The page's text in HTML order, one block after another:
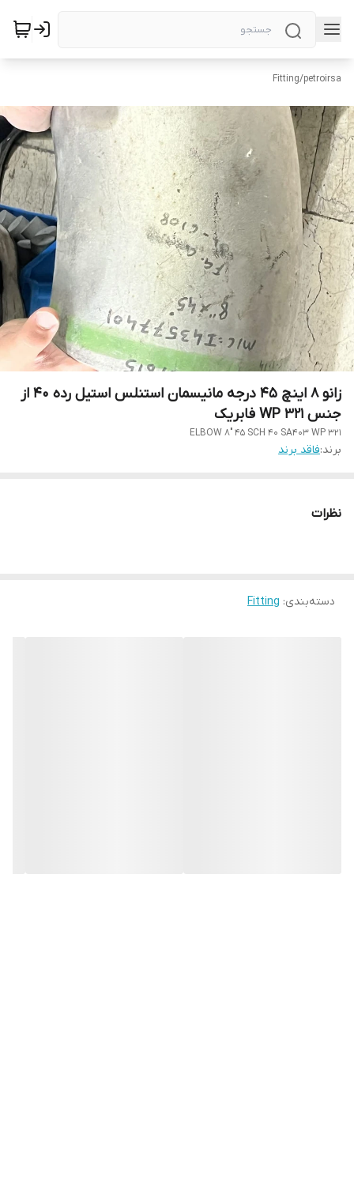
petroirsa
/
Fitting
زانو 8 اینچ 45 درجه مانیسمان استنلس استیل رده 40 از
جنس WP 321 فابریک
ELBOW 8" 45 SCH 40 SA403 WP 321
برند:فاقد برند
نظرات
دسته‌بندی:
Fitting